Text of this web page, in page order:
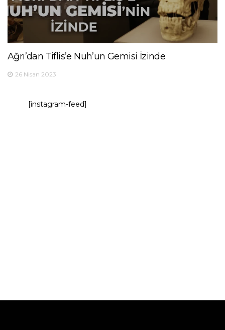
Ağrı’dan Tiflis’e Nuh’un Gemisi İzinde
26 Nisan 2023
[instagram-feed]